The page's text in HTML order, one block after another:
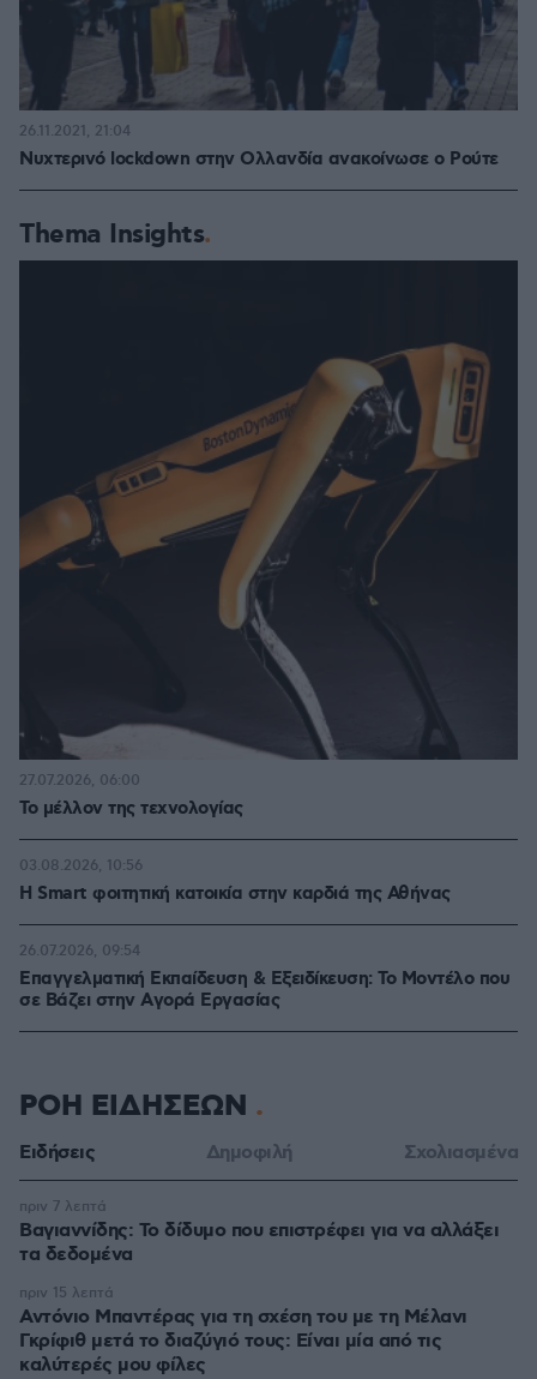
Νυχτερινό lockdown στην Ολλανδία ανακοίνωσε ο Ρούτε
26.11.2021, 21:04
Thema Insights
Το μέλλον της τεχνολογίας
27.07.2026, 06:00
Η Smart φοιτητική κατοικία στην καρδιά της Αθήνας
03.08.2026, 10:56
Επαγγελματική Εκπαίδευση & Εξειδίκευση: Το Mοντέλο που
σε Bάζει στην Aγορά Eργασίας
26.07.2026, 09:54
ΡΟΗ ΕΙΔΗΣΕΩΝ
Ειδήσεις Δημοφιλή Σχολιασμένα
Βαγιαννίδης: Το δίδυμο που επιστρέφει για να αλλάξει
τα δεδομένα
πριν 7 λεπτά
Αντόνιο Μπαντέρας για τη σχέση του με τη Μέλανι
Γκρίφιθ μετά το διαζύγιό τους: Είναι μία από τις
καλύτερές μου φίλες
πριν 15 λεπτά